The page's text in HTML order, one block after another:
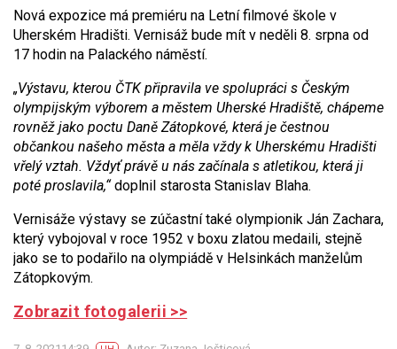
Nová expozice má premiéru na Letní filmové škole v
Uherském Hradišti. Vernisáž bude mít v neděli 8. srpna od
17 hodin na Palackého náměstí.
„Výstavu, kterou ČTK připravila ve spolupráci s Českým
olympijským výborem a městem Uherské Hradiště, chápeme
rovněž jako poctu Daně Zátopkové, která je čestnou
občankou našeho města a měla vždy k Uherskému Hradišti
vřelý vztah. Vždyť právě u nás začínala s atletikou, která ji
poté proslavila,“doplnil starosta Stanislav Blaha.
Vernisáže výstavy se zúčastní také olympionik Ján Zachara,
který vybojoval v roce 1952 v boxu zlatou medaili, stejně
jako se to podařilo na olympiádě v Helsinkách manželům
Zátopkovým.
Zobrazit fotogalerii >>